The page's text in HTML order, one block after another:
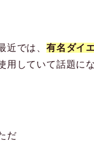
近では、 有名ダイ
用していて話題に
だ